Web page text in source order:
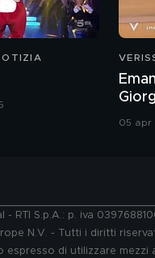
05 apr
- RTI S.p.A.: p. iva
N.V. - Tutti i diritti
di utilizzare mezzi